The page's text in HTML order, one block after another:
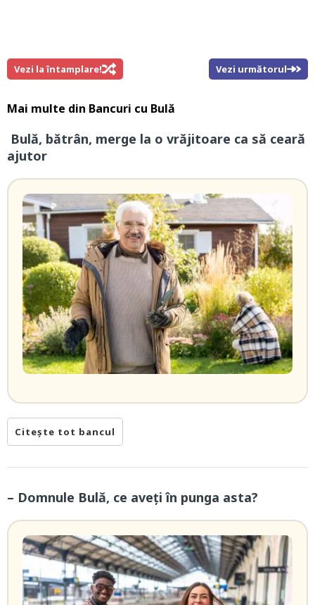
Vezi la întamplare! Vezi următorul
Mai multe din Bancuri cu Bulă
Bulă, bătrân, merge la o vrăjitoare ca să ceară
ajutor
Citește tot bancul
– Domnule Bulă, ce aveți în punga asta?